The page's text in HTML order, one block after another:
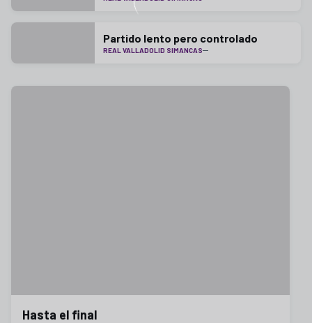
Partido lento pero controlado
REAL VALLADOLID SIMANCAS
Hasta el final